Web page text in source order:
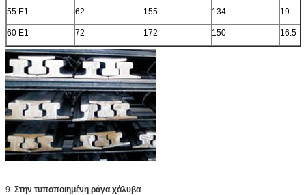
55 E1 62 155 134 19
60 E1 72 172 150 16.5
9. Στην τυποποιημένη ράγα χάλυβα